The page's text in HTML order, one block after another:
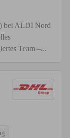
bei ALDI Nord
Team –...